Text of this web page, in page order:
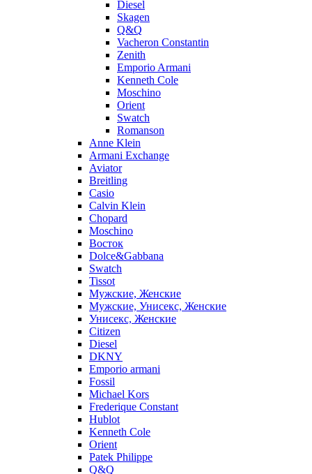
Diesel
Skagen
Q&Q
Vacheron Constantin
Zenith
Emporio Armani
Kenneth Cole
Moschino
Orient
Swatch
Romanson
Anne Klein
Armani Exchange
Aviator
Breitling
Casio
Calvin Klein
Chopard
Moschino
Восток
Dolce&Gabbana
Swatch
Tissot
Мужские, Женские
Мужские, Унисекс, Женские
Унисекс, Женские
Citizen
Diesel
DKNY
Emporio armani
Fossil
Michael Kors
Frederique Constant
Hublot
Kenneth Cole
Orient
Patek Philippe
Q&Q